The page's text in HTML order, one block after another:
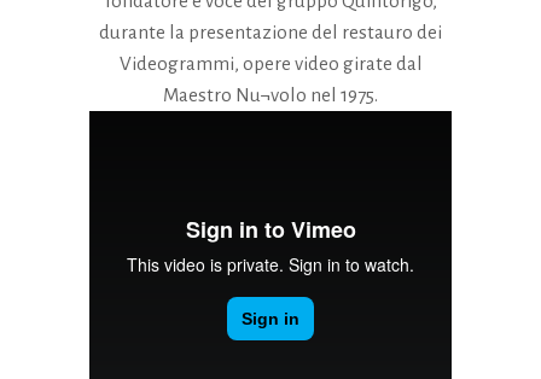
durante la presentazione del restauro dei
Videogrammi, opere video girate dal
Maestro Nu¬volo nel 1975.